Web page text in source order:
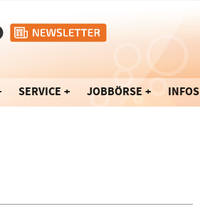
SERVICE JOBBÖRSE INFOS